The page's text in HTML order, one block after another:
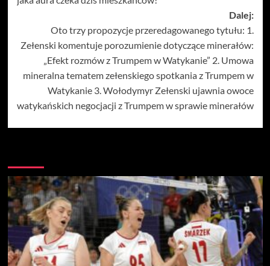
Dalej:
Oto trzy propozycje przeredagowanego tytułu: 1.
Zełenski komentuje porozumienie dotyczące minerałów:
„Efekt rozmów z Trumpem w Watykanie” 2. Umowa
mineralna tematem zełenskiego spotkania z Trumpem w
Watykanie 3. Wołodymyr Zełenski ujawnia owoce
watykańskich negocjacji z Trumpem w sprawie minerałów